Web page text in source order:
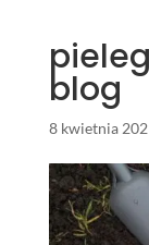
blog
8 kwietnia